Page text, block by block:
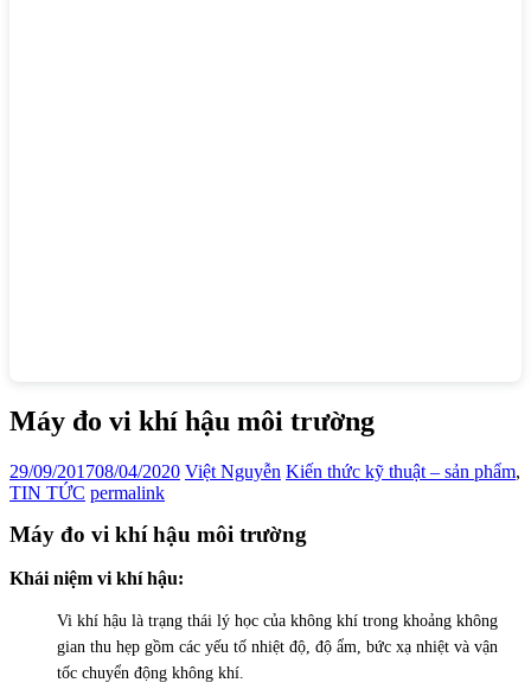
Máy đo vi khí hậu môi trường
29/09/201708/04/2020 Việt Nguyễn Kiến thức kỹ thuật – sản phẩm,
TIN TỨC permalink
Máy đo vi khí hậu môi trường
Khái niệm vi khí hậu:
Vi khí hậu là trạng thái lý học của không khí trong khoảng không
gian thu hẹp gồm các yếu tố nhiệt độ, độ ẩm, bức xạ nhiệt và vận
tốc chuyển động không khí.